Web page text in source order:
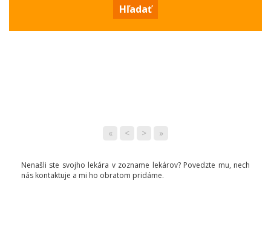
Hľadať
« < > »
Nenašli ste svojho lekára v zozname lekárov? Povedzte mu, nech
nás kontaktuje a mi ho obratom pridáme.